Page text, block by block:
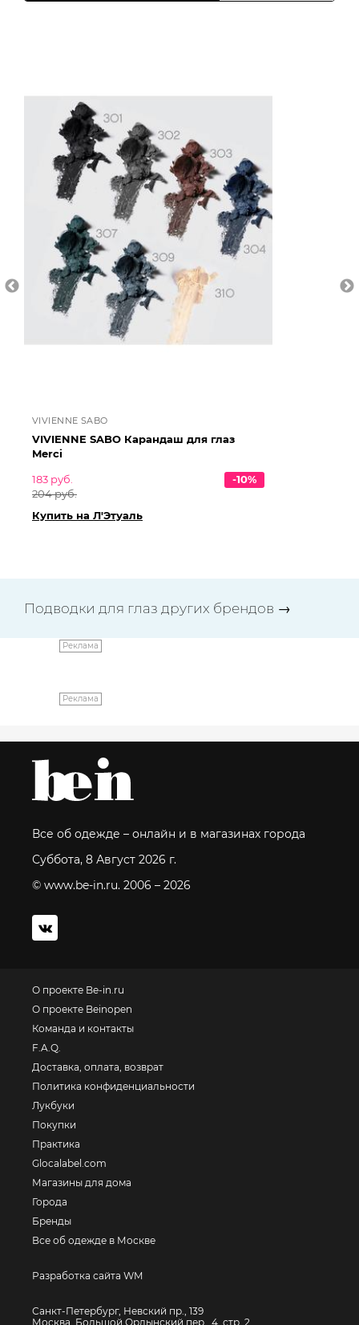
VIVIENNE SABO
VIVIENNE SABO Карандаш для глаз
Merci
183 руб.
204 руб.
-10%
Купить на Л'Этуаль
Подводки для глаз других брендов →
Реклама
Реклама
Все об одежде – онлайн и в магазинах города
Суббота, 8 Август 2026 г.
© www.be-in.ru. 2006 – 2026
О проекте Be-in.ru
О проекте Beinopen
Команда и контакты
F.A.Q.
Доставка, оплата, возврат
Политика конфиденциальности
Лукбуки
Покупки
Практика
Glocalabel.com
Магазины для дома
Города
Бренды
Все об одежде в Москве
Разработка сайта WM
Санкт-Петербург, Невский пр., 139
Москва, Большой Ордынский пер., 4, стр. 2